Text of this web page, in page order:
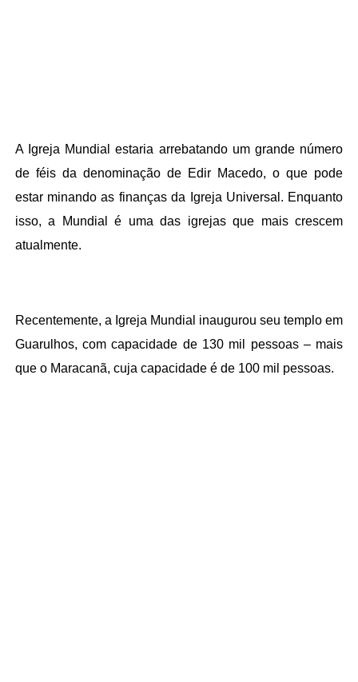
A Igreja Mundial estaria arrebatando um grande número
de féis da denominação de Edir Macedo, o que pode
estar minando as finanças da Igreja Universal. Enquanto
isso, a Mundial é uma das igrejas que mais crescem
atualmente.
Recentemente, a Igreja Mundial inaugurou seu templo em
Guarulhos, com capacidade de 130 mil pessoas – mais
que o Maracanã, cuja capacidade é de 100 mil pessoas.